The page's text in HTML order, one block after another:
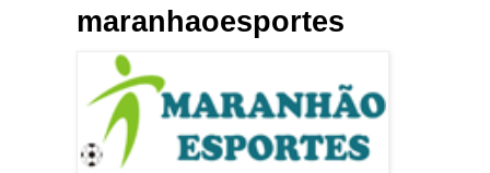
maranhaoesportes